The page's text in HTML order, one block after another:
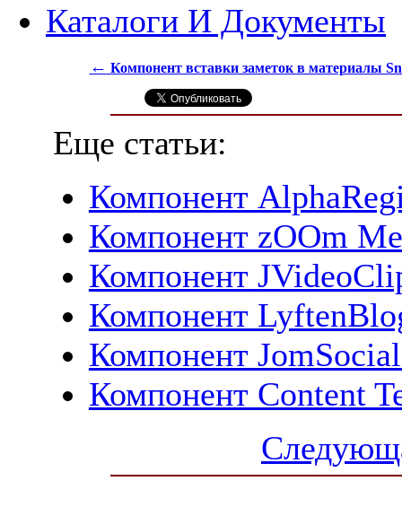
Каталоги И Документы
← Компонент вставки заметок в материалы
Еще статьи:
Компонент
Компонент zOOm
Компонент
Компонент
Компонент
Компонент Content